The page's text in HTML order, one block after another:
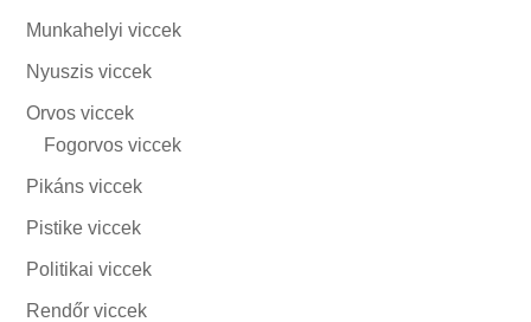
Munkahelyi viccek
Nyuszis viccek
Orvos viccek
Fogorvos viccek
Pikáns viccek
Pistike viccek
Politikai viccek
Rendőr viccek